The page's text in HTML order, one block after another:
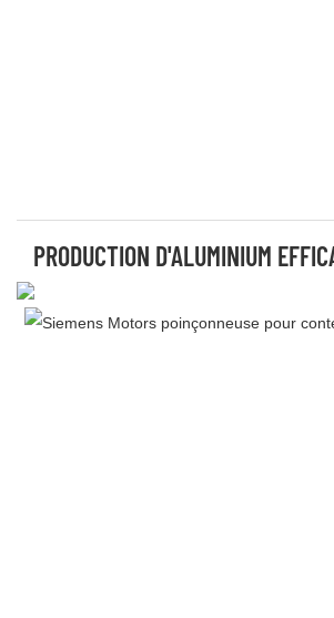
PRODUCTION D'ALUMINIUM